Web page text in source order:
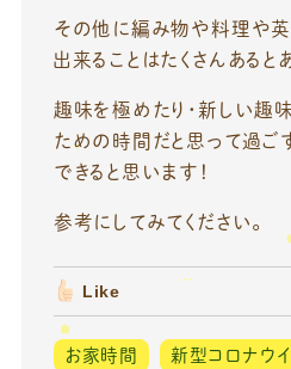
その他に編み物や料理や
出来ることはたくさんあると
趣味を極めたり・新しい趣
ための時間だと思って過ご
できると思います！
参考にしてみてください。
Like
お家時間 新型コロナウ